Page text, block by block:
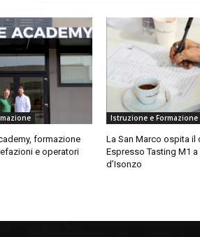
formazione
e operatori
Istruzione e Formazione
La San Marco ospita il
Espresso Tasting M1
d’Isonzo